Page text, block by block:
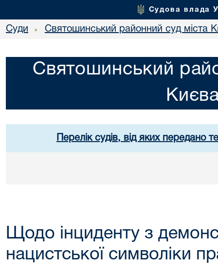
Судова влада
Суди • Святошинський районний суд міста
Святошинський
Перелік судів, від яких передано
Щодо інциденту з
нацистської символіки